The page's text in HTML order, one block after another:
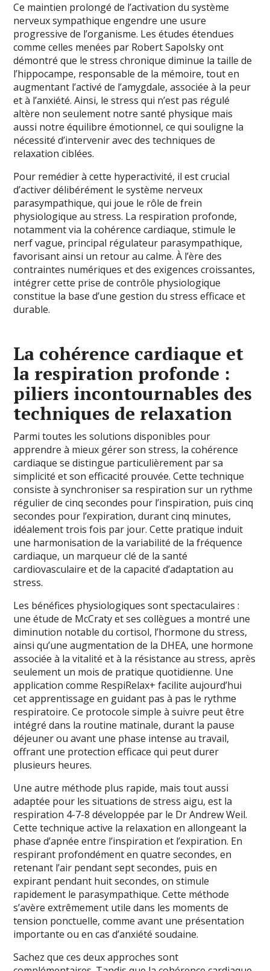
Ce maintien prolongé de l’activation du système
nerveux sympathique engendre une usure
progressive de l’organisme. Les études étendues
comme celles menées par Robert Sapolsky ont
démontré que le stress chronique diminue la taille de
l’hippocampe, responsable de la mémoire, tout en
augmentant l’activé de l’amygdale, associée à la peur
et à l’anxiété. Ainsi, le stress qui n’est pas régulé
altère non seulement notre santé physique mais
aussi notre équilibre émotionnel, ce qui souligne la
nécessité d’intervenir avec des techniques de
relaxation ciblées.
Pour remédier à cette hyperactivité, il est crucial
d’activer délibérément le système nerveux
parasympathique, qui joue le rôle de frein
physiologique au stress. La respiration profonde,
notamment via la cohérence cardiaque, stimule le
nerf vague, principal régulateur parasympathique,
favorisant ainsi un retour au calme. À l’ère des
contraintes numériques et des exigences croissantes,
intégrer cette prise de contrôle physiologique
constitue la base d’une gestion du stress efficace et
durable.
La cohérence cardiaque et
la respiration profonde :
piliers incontournables des
techniques de relaxation
Parmi toutes les solutions disponibles pour
apprendre à mieux gérer son stress, la cohérence
cardiaque se distingue particulièrement par sa
simplicité et son efficacité prouvée. Cette technique
consiste à synchroniser sa respiration sur un rythme
régulier de cinq secondes pour l’inspiration, puis cinq
secondes pour l’expiration, durant cinq minutes,
idéalement trois fois par jour. Cette pratique induit
une harmonisation de la variabilité de la fréquence
cardiaque, un marqueur clé de la santé
cardiovasculaire et de la capacité d’adaptation au
stress.
Les bénéfices physiologiques sont spectaculaires :
une étude de McCraty et ses collègues a montré une
diminution notable du cortisol, l’hormone du stress,
ainsi qu’une augmentation de la DHEA, une hormone
associée à la vitalité et à la résistance au stress, après
seulement un mois de pratique quotidienne. Une
application comme RespiRelax+ facilite aujourd’hui
cet apprentissage en guidant pas à pas le rythme
respiratoire. Ce protocole simple à suivre peut être
intégré dans la routine matinale, durant la pause
déjeuner ou avant une phase intense au travail,
offrant une protection efficace qui peut durer
plusieurs heures.
Une autre méthode plus rapide, mais tout aussi
adaptée pour les situations de stress aigu, est la
respiration 4-7-8 développée par le Dr Andrew Weil.
Cette technique active la relaxation en allongeant la
phase d’apnée entre l’inspiration et l’expiration. En
respirant profondément en quatre secondes, en
retenant l’air pendant sept secondes, puis en
expirant pendant huit secondes, on stimule
rapidement le parasympathique. Cette méthode
s’avère extrêmement utile dans les moments de
tension ponctuelle, comme avant une présentation
importante ou en cas d’anxiété soudaine.
Sachez que ces deux approches sont